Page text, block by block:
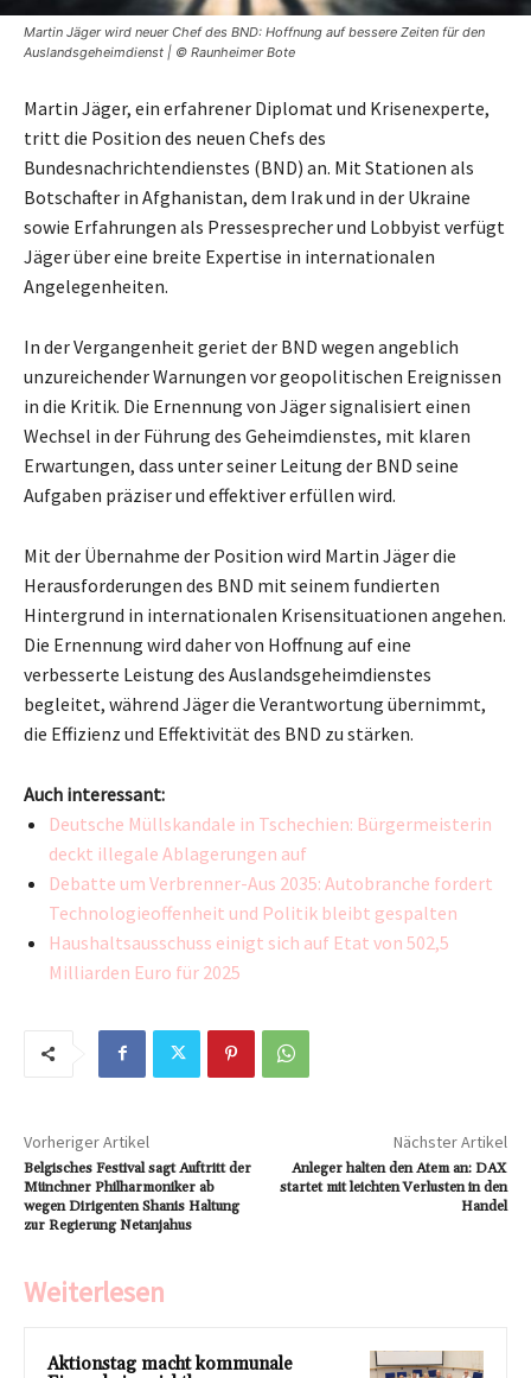
Martin Jäger wird neuer Chef des BND: Hoffnung auf bessere Zeiten für den
Auslandsgeheimdienst | © Raunheimer Bote
Martin Jäger, ein erfahrener Diplomat und Krisenexperte,
tritt die Position des neuen Chefs des
Bundesnachrichtendienstes (BND) an. Mit Stationen als
Botschafter in Afghanistan, dem Irak und in der Ukraine
sowie Erfahrungen als Pressesprecher und Lobbyist verfügt
Jäger über eine breite Expertise in internationalen
Angelegenheiten.
In der Vergangenheit geriet der BND wegen angeblich
unzureichender Warnungen vor geopolitischen Ereignissen
in die Kritik. Die Ernennung von Jäger signalisiert einen
Wechsel in der Führung des Geheimdienstes, mit klaren
Erwartungen, dass unter seiner Leitung der BND seine
Aufgaben präziser und effektiver erfüllen wird.
Mit der Übernahme der Position wird Martin Jäger die
Herausforderungen des BND mit seinem fundierten
Hintergrund in internationalen Krisensituationen angehen.
Die Ernennung wird daher von Hoffnung auf eine
verbesserte Leistung des Auslandsgeheimdienstes
begleitet, während Jäger die Verantwortung übernimmt,
die Effizienz und Effektivität des BND zu stärken.
Auch interessant:
Deutsche Müllskandale in Tschechien: Bürgermeisterin
deckt illegale Ablagerungen auf
Debatte um Verbrenner-Aus 2035: Autobranche fordert
Technologieoffenheit und Politik bleibt gespalten
Haushaltsausschuss einigt sich auf Etat von 502,5
Milliarden Euro für 2025
Vorheriger Artikel
Belgisches Festival sagt Auftritt der
Münchner Philharmoniker ab
wegen Dirigenten Shanis Haltung
zur Regierung Netanjahus
Nächster Artikel
Anleger halten den Atem an: DAX
startet mit leichten Verlusten in den
Handel
Weiterlesen
Aktionstag macht kommunale